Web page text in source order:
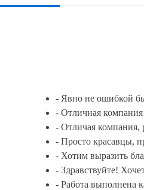
- Явно не ошибкой
- Отличная
- Отличая компания,
- Просто красавцы,
- Хотим выразить
- Здравствуйте!
- Работа выполнена